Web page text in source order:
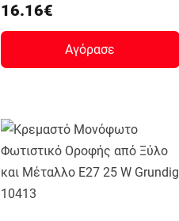
16.16€
Αγόρασε